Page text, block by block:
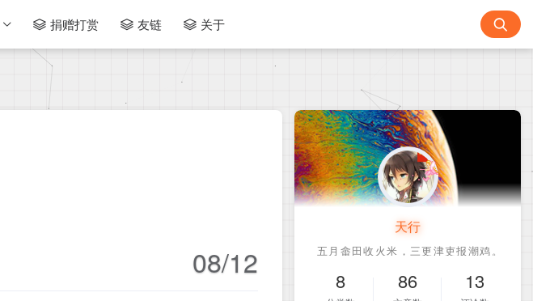
捐赠打赏 友链 关于
08/12
天行
8 86 13